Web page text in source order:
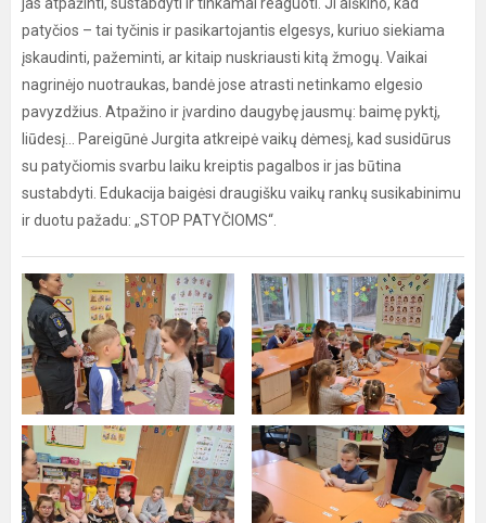
patyčios – tai tyčinis ir pasikartojantis elgesys, kuriuo siekiama
įskaudinti, pažeminti, ar kitaip nuskriausti kitą žmogų. Vaikai
nagrinėjo nuotraukas, bandė jose atrasti netinkamo elgesio
pavyzdžius. Atpažino ir įvardino daugybę jausmų: baimę pyktį,
liūdesį... Pareigūnė Jurgita atkreipė vaikų dėmesį, kad susidūrus
su patyčiomis svarbu laiku kreiptis pagalbos ir jas būtina
sustabdyti. Edukacija baigėsi draugišku vaikų rankų susikabinimu
ir duotu pažadu: „STOP PATYČIOMS“.